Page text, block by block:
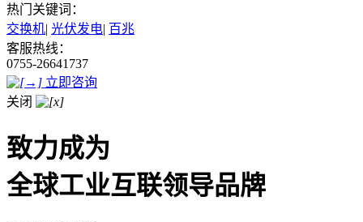
热门关键词：
交换机| 光伏发电| 百兆
客服热线：
0755-26641737
立即咨询
关闭
致力成为
全球工业互联领导品牌